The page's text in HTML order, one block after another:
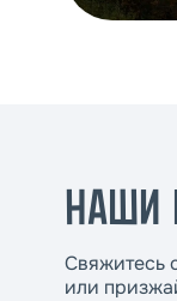
Свяжитесь
или
НАШИ